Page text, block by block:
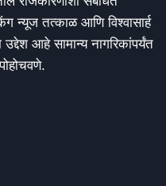
न्यूज तत्काळ आणि विश्वासार्ह
आहे सामान्य नागरिकांपर्यंत